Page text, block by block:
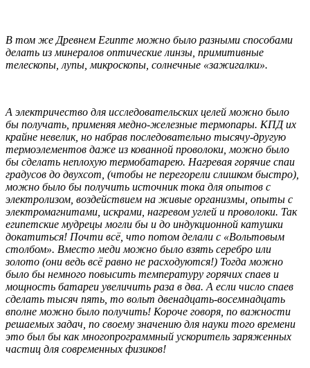
В том же Древнем Египте можно было разными способами
делать из минералов оптические линзы, примитивные
телескопы, лупы, микроскопы, солнечные «зажигалки».
А электричество для исследовательских целей можно было
бы получать, применяя медно-железные термопары. КПД их
крайне невелик, но набрав последовательно тысячу-другую
термоэлементов даже из кованной проволоки, можно было
бы сделать неплохую термобатарею. Нагревая горячие спаи
градусов до двухсот, (чтобы не перегорели слишком быстро),
можно было бы получить источник тока для опытов с
электролизом, воздействием на живые организмы, опыты с
электромагнитами, искрами, нагревом углей и проволоки. Так
египетские мудрецы могли бы и до индукционной катушки
докатиться! Почти всё, что потом делали с «Вольтовым
столбом». Вместо меди можно было взять серебро или
золото (они ведь всё равно не расходуются!) Тогда можно
было бы немного повысить температуру горячих спаев и
мощность батареи увеличить раза в два. А если число спаев
сделать тысяч пять, то вольт двенадцать-восемнадцать
вполне можно было получить! Короче говоря, по важности
решаемых задач, по своему значению для науки того времени
это был бы как многопрограммный ускоритель заряженных
частиц для современных физиков!